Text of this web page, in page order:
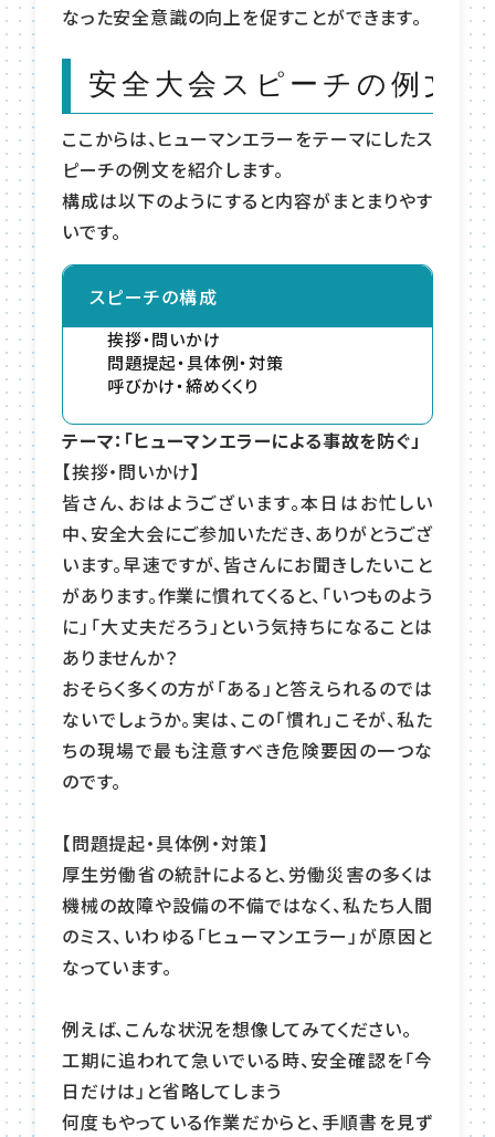
なった安全意識の向上を促すことができます。
安全大会スピーチの例文
ここからは、ヒューマンエラーをテーマにしたス
ピーチの例文を紹介します。
構成は以下のようにすると内容がまとまりやす
いです。
スピーチの構成
挨拶・問いかけ
問題提起・具体例・対策
呼びかけ・締めくくり
テーマ：「ヒューマンエラーによる事故を防ぐ」
【挨拶・問いかけ】
皆さん、おはようございます。本日はお忙しい
中、安全大会にご参加いただき、ありがとうござ
います。早速ですが、皆さんにお聞きしたいこと
があります。作業に慣れてくると、「いつものよう
に」「大丈夫だろう」という気持ちになることは
ありませんか？
おそらく多くの方が「ある」と答えられるのでは
ないでしょうか。実は、この「慣れ」こそが、私た
ちの現場で最も注意すべき危険要因の一つな
のです。
【問題提起・具体例・対策】
厚生労働省の統計によると、労働災害の多くは
機械の故障や設備の不備ではなく、私たち人間
のミス、いわゆる「ヒューマンエラー」が原因と
なっています。
例えば、こんな状況を想像してみてください。
工期に追われて急いでいる時、安全確認を「今
日だけは」と省略してしまう
何度もやっている作業だからと、手順書を見ず